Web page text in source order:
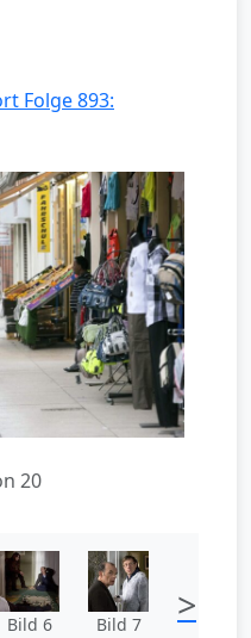
Folge 893:
20
Bild 6 Bild 7 >